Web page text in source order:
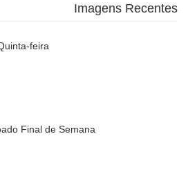
Imagens Recentes
feira
Final de Semana